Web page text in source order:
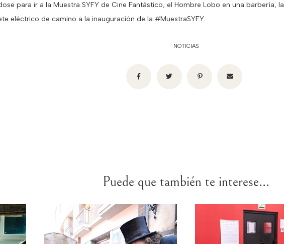
para ir a la Muestra SYFY de Cine Fantástico; el Hombre Lobo en una barbería,
eléctrico de camino a la inauguración de la #MuestraSYFY.
NOTICIAS
Puede que también te interese...